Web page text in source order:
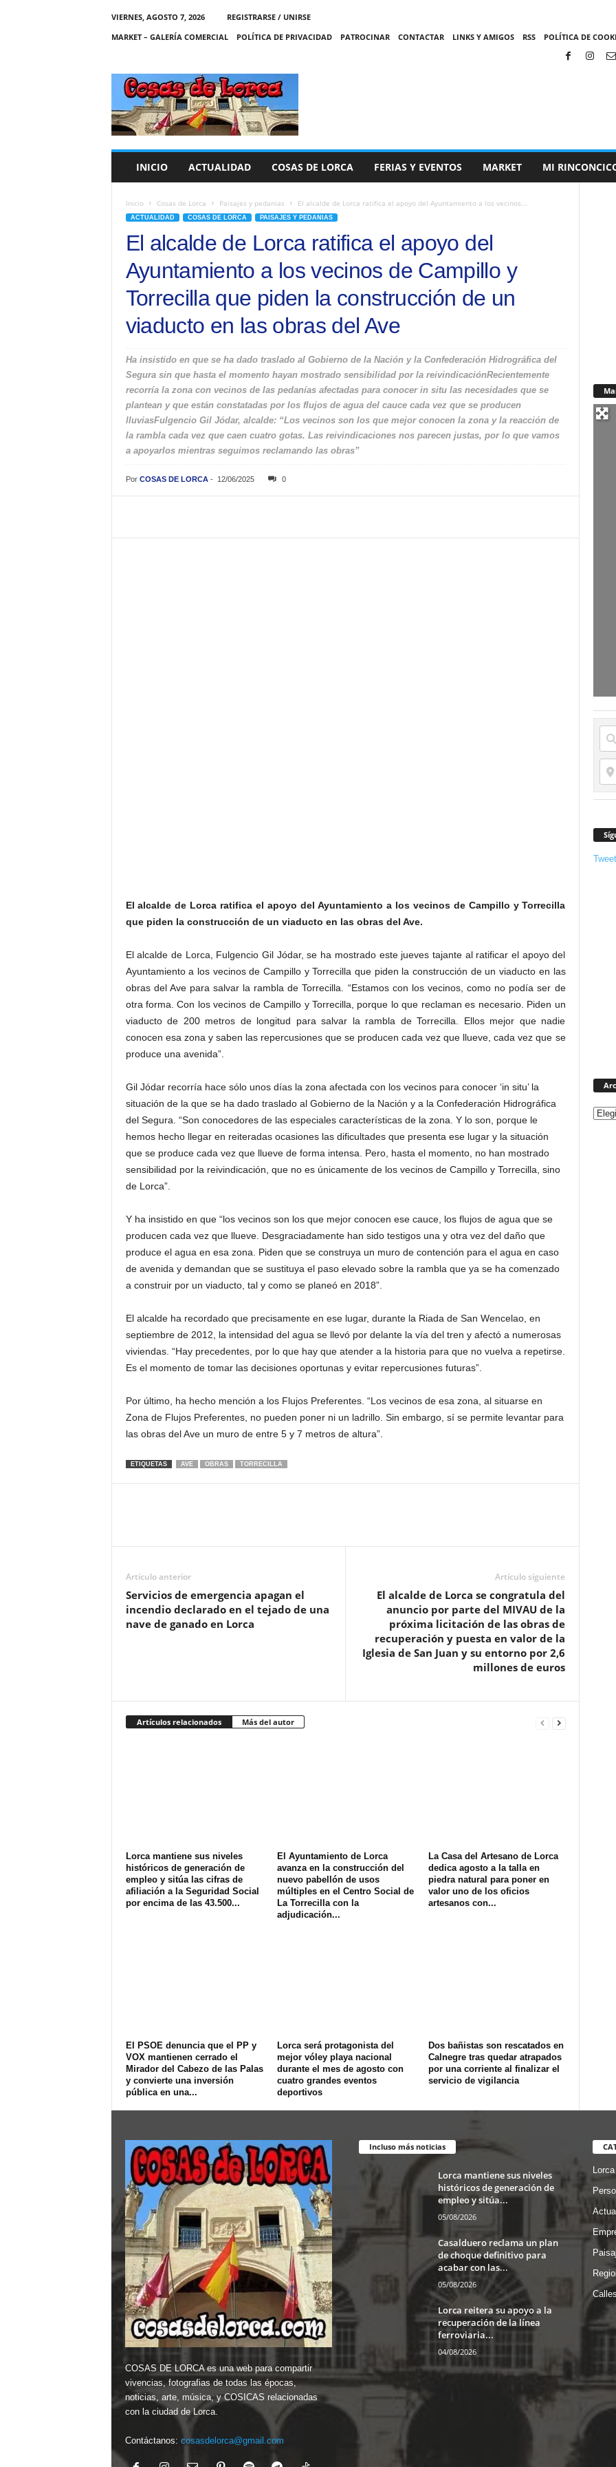
VIERNES, AGOSTO 7, 2026
REGISTRARSE / UNIRSE
MARKET – GALERÍA COMERCIAL
POLÍTICA DE PRIVACIDAD PATROCINAR CONTACTAR LINKS Y AMIGOS RSS POLÍTICA DE
C
A
S
INICIO ACTUALIDAD COSAS DE LORCA FERIAS Y EVENTOS MARKET MI
Inicio Cosas de Lorca Paisajes y pedanias El alcalde de Lorca ratifica el apoyo del Ayuntamiento a los vecinos...
ACTUALIDAD COSAS DE LORCA PAISAJES Y PEDANIAS
El alcalde de Lorca ratifica el apoyo del
Ayuntamiento a los vecinos de Campillo y
Torrecilla que piden la construcción de un
viaducto en las obras del Ave
Ha insistido en que se ha dado traslado al Gobierno de la Nación y la Confederación Hidrográfica del
Segura sin que hasta el momento hayan mostrado sensibilidad por la reivindicaciónRecientemente
recorría la zona con vecinos de las pedanías afectadas para conocer in situ las necesidades que se
plantean y que están constatadas por los flujos de agua del cauce cada vez que se producen
lluviasFulgencio Gil Jódar, alcalde: “Los vecinos son los que mejor conocen la zona y la reacción de
la rambla cada vez que caen cuatro gotas. Las reivindicaciones nos parecen justas, por lo que vamos
a apoyarlos mientras seguimos reclamando las obras”
Por COSAS DE LORCA- 12/06/2025 0
El alcalde de Lorca ratifica el apoyo del Ayuntamiento a los vecinos de Campillo y Torrecilla
que piden la construcción de un viaducto en las obras del Ave.
El alcalde de Lorca, Fulgencio Gil Jódar, se ha mostrado este jueves tajante al ratificar el apoyo del
Ayuntamiento a los vecinos de Campillo y Torrecilla que piden la construcción de un viaducto en las
obras del Ave para salvar la rambla de Torrecilla. “Estamos con los vecinos, como no podía ser de
otra forma. Con los vecinos de Campillo y Torrecilla, porque lo que reclaman es necesario. Piden un
viaducto de 200 metros de longitud para salvar la rambla de Torrecilla. Ellos mejor que nadie
conocen esa zona y saben las repercusiones que se producen cada vez que llueve, cada vez que se
produce una avenida”.
Gil Jódar recorría hace sólo unos días la zona afectada con los vecinos para conocer ‘in situ’ la
situación de la que se ha dado traslado al Gobierno de la Nación y a la Confederación Hidrográfica
del Segura. “Son conocedores de las especiales características de la zona. Y lo son, porque le
hemos hecho llegar en reiteradas ocasiones las dificultades que presenta ese lugar y la situación
que se produce cada vez que llueve de forma intensa. Pero, hasta el momento, no han mostrado
sensibilidad por la reivindicación, que no es únicamente de los vecinos de Campillo y Torrecilla, sino
de Lorca”.
Y ha insistido en que “los vecinos son los que mejor conocen ese cauce, los flujos de agua que se
producen cada vez que llueve. Desgraciadamente han sido testigos una y otra vez del daño que
produce el agua en esa zona. Piden que se construya un muro de contención para el agua en caso
de avenida y demandan que se sustituya el paso elevado sobre la rambla que ya se ha comenzado
a construir por un viaducto, tal y como se planeó en 2018”.
El alcalde ha recordado que precisamente en ese lugar, durante la Riada de San Wencelao, en
septiembre de 2012, la intensidad del agua se llevó por delante la vía del tren y afectó a numerosas
viviendas. “Hay precedentes, por lo que hay que atender a la historia para que no vuelva a repetirse.
Es el momento de tomar las decisiones oportunas y evitar repercusiones futuras”.
Por último, ha hecho mención a los Flujos Preferentes. “Los vecinos de esa zona, al situarse en
Zona de Flujos Preferentes, no pueden poner ni un ladrillo. Sin embargo, sí se permite levantar para
las obras del Ave un muro de entre 5 y 7 metros de altura”.
ETIQUETAS AVE OBRAS TORRECILLA
Artículo anterior
Servicios de emergencia apagan el
incendio declarado en el tejado de una
nave de ganado en Lorca
Artículo siguiente
El alcalde de Lorca se congratula del
anuncio por parte del MIVAU de la
próxima licitación de las obras de
recuperación y puesta en valor de la
Iglesia de San Juan y su entorno por 2,6
millones de euros
Artículos relacionados Más del autor
Lorca mantiene sus niveles
históricos de generación de
empleo y sitúa las cifras de
afiliación a la Seguridad Social
por encima de las 43.500...
El Ayuntamiento de Lorca
avanza en la construcción del
nuevo pabellón de usos
múltiples en el Centro Social de
La Torrecilla con la
adjudicación...
La Casa del Artesano de Lorca
dedica agosto a la talla en
piedra natural para poner en
valor uno de los oficios
artesanos con...
El PSOE denuncia que el PP y
VOX mantienen cerrado el
Mirador del Cabezo de las Palas
y convierte una inversión
pública en una...
Lorca será protagonista del
mejor vóley playa nacional
durante el mes de agosto con
cuatro grandes eventos
deportivos
Dos bañistas son rescatados en
Calnegre tras quedar atrapados
por una corriente al finalizar el
servicio de vigilancia
COSAS DE LORCA es una web para compartir
vivencias, fotografias de todas las épocas,
noticias, arte, música, y COSICAS relacionadas
con la ciudad de Lorca.
Contáctanos: cosasdelorca@gmail.com
Incluso más noticias
Lorca mantiene sus niveles
históricos de generación de
empleo y sitúa...
05/08/2026
Casalduero reclama un plan
de choque definitivo para
acabar con las...
05/08/2026
Lorca reitera su apoyo a la
recuperación de la línea
ferroviaria...
04/08/2026
Lorca